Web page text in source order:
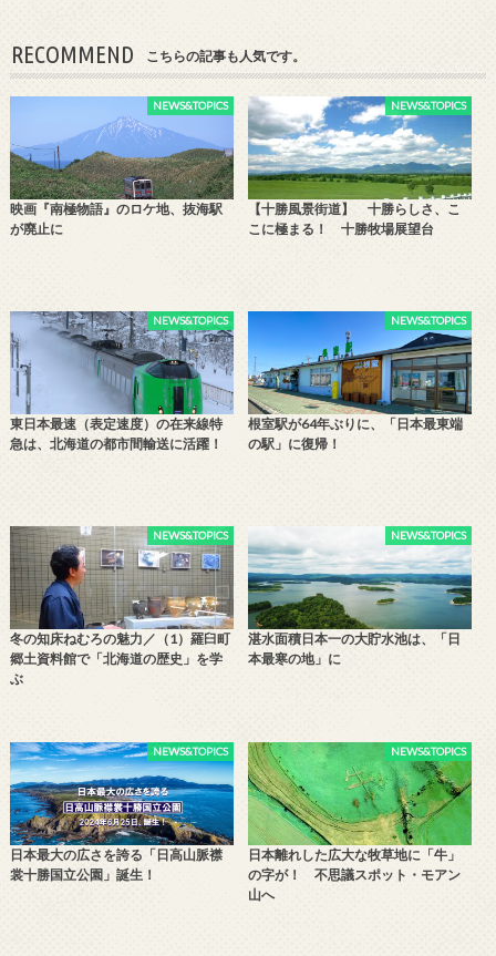
RECOMMEND こちらの記事も人気です。
NEWS&TOPICS
映画『南極物語』のロケ地、抜海駅
が廃止に
NEWS&TOPICS
【十勝風景街道】 十勝らしさ、こ
こに極まる！ 十勝牧場展望台
NEWS&TOPICS
東日本最速（表定速度）の在来線特
急は、北海道の都市間輸送に活躍！
NEWS&TOPICS
根室駅が64年ぶりに、「日本最東端
の駅」に復帰！
NEWS&TOPICS
冬の知床ねむろの魅力／（1）羅臼町
郷土資料館で「北海道の歴史」を学
ぶ
NEWS&TOPICS
湛水面積日本一の大貯水池は、「日
本最寒の地」に
NEWS&TOPICS
日本最大の広さを誇る「日高山脈襟
裳十勝国立公園」誕生！
NEWS&TOPICS
日本離れした広大な牧草地に「牛」
の字が！ 不思議スポット・モアン
山へ